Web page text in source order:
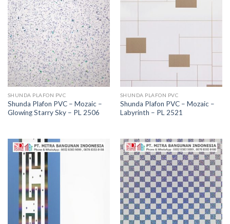
SHUNDA PLAFON PVC
Shunda Plafon PVC – Mozaic –
Glowing Starry Sky – PL 2506
SHUNDA PLAFON PVC
Shunda Plafon PVC – Mozaic –
Labyrinth – PL 2521